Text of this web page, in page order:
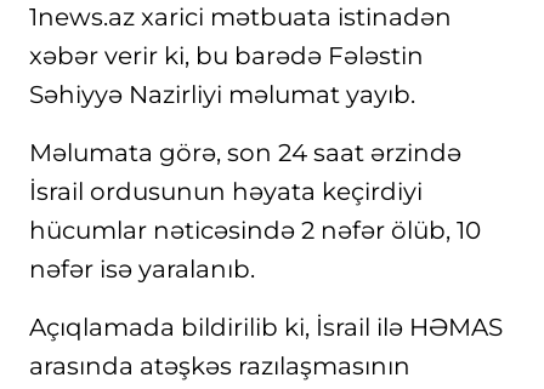
1news.az xarici mətbuata istinadən
xəbər verir ki, bu barədə Fələstin
Səhiyyə Nazirliyi məlumat yayıb.
Məlumata görə, son 24 saat ərzində
İsrail ordusunun həyata keçirdiyi
hücumlar nəticəsində 2 nəfər ölüb, 10
nəfər isə yaralanıb.
Açıqlamada bildirilib ki, İsrail ilə HƏMAS
arasında atəşkəs razılaşmasının